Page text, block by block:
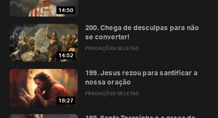
14:50
14:52
PREGAÇÕES SELETAS
200. Chega de desculpas para não
se converter!
18:27
PREGAÇÕES SELETAS
199. Jesus rezou para santificar a
nossa oração